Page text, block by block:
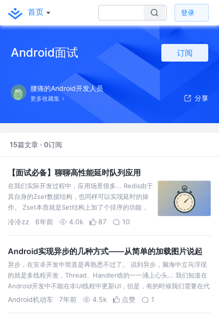
首页 登录
Android面试 订阅
腰痛的Android开发人员
更多收藏集
15篇文章 · 0订阅
【面试必备】聊聊高性能延时队列应用
在我们实际开发过程中，应用场景很多... Redis由于
其自身的Zset数据结构，也同样可以实现延时的操
作。 Zset本质就是Set结构上加了个排序的功能，
除了添加数据value之外，还提供另一属性score，
冷冷zz 6年前 4.0k 87 10
Android实现异步的几种方式——从简单的加载图片说起
异步，在安卓开发中简直是再熟悉不过了。 说到异步，脑海中立马浮现
的就是多线程开发，Thread、Handler啥的一一涌上心头... 我们知道在
Android开发中不能在非UI线程中更新UI，但是，有的时候我们需要在代
码中执行一些诸如访问网络、查询数据库等耗时操作，为了不阻塞U…
Android机动车 7年前 4.5k 点赞 1